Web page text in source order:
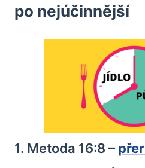
po nejúčinnější
1. Metoda 16:8 –